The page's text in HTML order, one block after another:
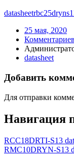
datasheet
25 мая, 2020
datasheet
Добавить
Для отправки
Навигация
RCC18DRTI-S13
RMC10DRYN-S13